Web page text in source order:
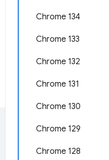
Chrome 134
Chrome 133
Chrome 132
Chrome 131
Chrome 130
Chrome 129
Chrome 128